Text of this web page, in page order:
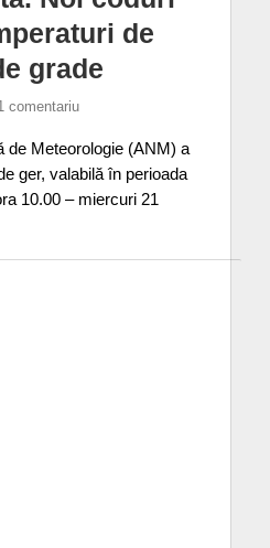
de
grade
comentariu
de Meteorologie (ANM) a
ger, valabilă în perioada
10.00 – miercuri 21